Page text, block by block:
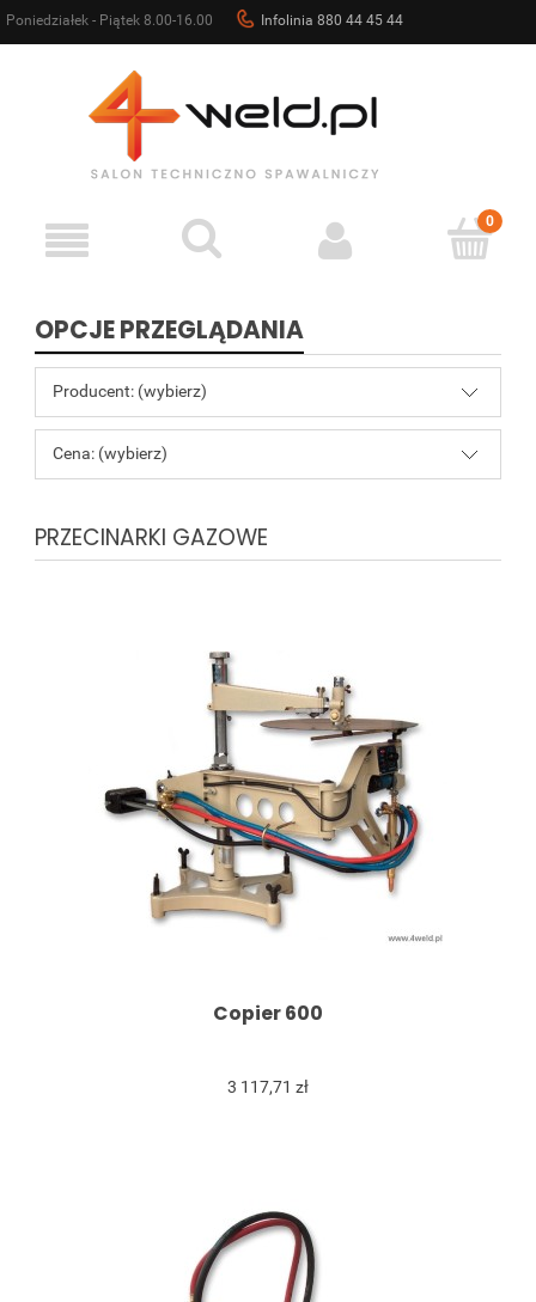
Poniedziałek - Piątek 8.00-16.00 Infolinia 880 44 45 44
OPCJE PRZEGLĄDANIA
Producent: (wybierz)
Cena: (wybierz)
PRZECINARKI GAZOWE
Copier 600
3 117,71 zł